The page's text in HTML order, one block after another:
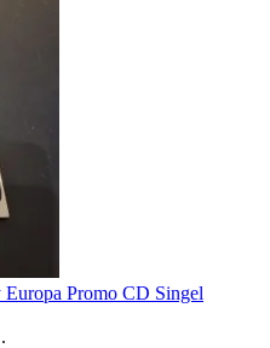
Promo CD Singel
.